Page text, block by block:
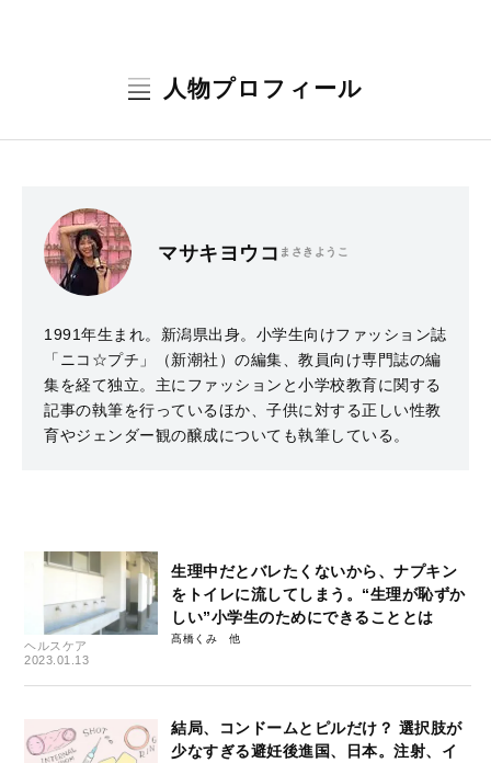
人物プロフィール
マサキヨウコ まさきようこ
1991年生まれ。新潟県出身。小学生向けファッション誌
「ニコ☆プチ」（新潮社）の編集、教員向け専門誌の編
集を経て独立。主にファッションと小学校教育に関する
記事の執筆を行っているほか、子供に対する正しい性教
育やジェンダー観の醸成についても執筆している。
ヘルスケア
2023.01.13
生理中だとバレたくないから、ナプキン
をトイレに流してしまう。“生理が恥ずか
しい”小学生のためにできることとは
髙橋くみ
結局、コンドームとピルだけ？ 選択肢が
少なすぎる避妊後進国、日本。注射、イ